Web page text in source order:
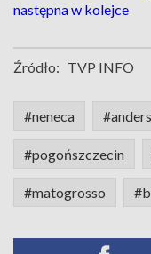
następna w kolejce
Źródło: TVP INFO
#neneca
#pogońszczecin
#matogrosso